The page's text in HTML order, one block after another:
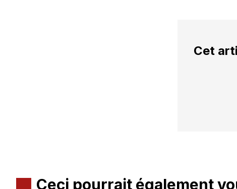
Cet
Ceci pourrait également